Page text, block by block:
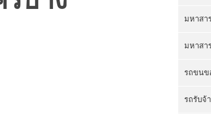
มหาสา
มหาสา
รถขนข
รถรับจ้